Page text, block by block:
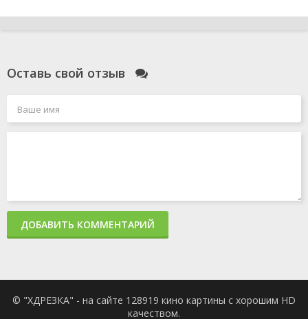
Оставь свой отзыв
ДОБАВИТЬ КОММЕНТАРИЙ
© "ХДРЕЗКА" - на сайте 128919 кино картины с хорошим HD
качеством.